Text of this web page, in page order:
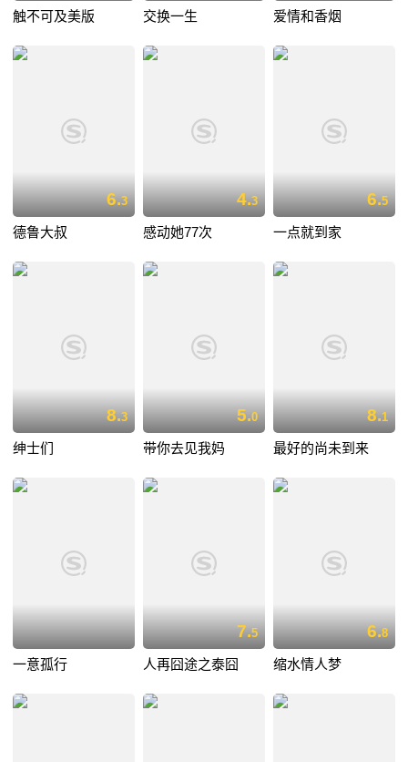
触不可及美版 交换一生 爱情和香烟
6.3
德鲁大叔
4.3
感动她77次
6.5
一点就到家
8.3
绅士们
5.0
带你去见我妈
8.1
最好的尚未到来
一意孤行
7.5
人再囧途之泰囧
6.8
缩水情人梦